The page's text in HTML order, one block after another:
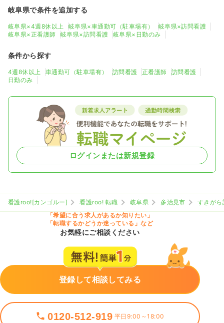
岐阜県で条件を追加する
岐阜県×4週8休以上 岐阜県×車通勤可（駐車場有）
岐阜県×訪問看護
岐阜県×正看護師
岐阜県×訪問看護 岐阜県×日勤のみ
条件から探す
4週8休以上 車通勤可（駐車場有） 訪問看護 正看護師
訪問看護
日勤のみ
ログインまたは新規登録
看護roo![カンゴルー] 看護roo! 転職 岐阜県 多治見市
すきが
「希望に合う求人があるか知りたい」
「転職するかどうか迷っている」など
お気軽にご相談ください
登録して相談してみる
0120-512-919 平日9:00～18:00